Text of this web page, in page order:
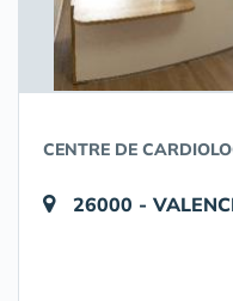
CENTRE DE
26000 -